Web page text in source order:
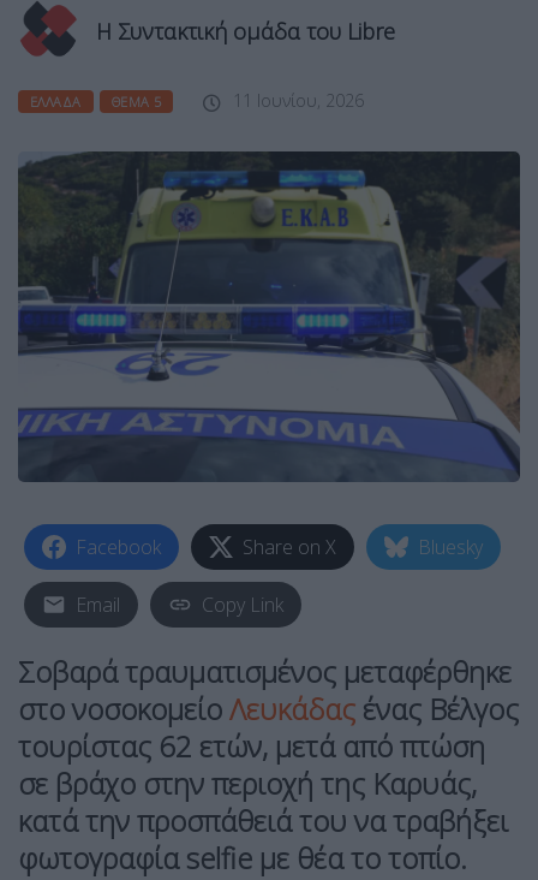
Η Συντακτική ομάδα του Libre
ΕΛΛΆΔΑ ΘΈΜΑ 5 11 Ιουνίου, 2026
Facebook Share on X Bluesky
Email Copy Link
Σοβαρά τραυματισμένος μεταφέρθηκε
στο νοσοκομείοΛευκάδας ένας Βέλγος
τουρίστας 62 ετών, μετά από πτώση
σε βράχο στην περιοχή της Καρυάς,
κατά την προσπάθειά του να τραβήξει
φωτογραφία selfie με θέα το τοπίο.